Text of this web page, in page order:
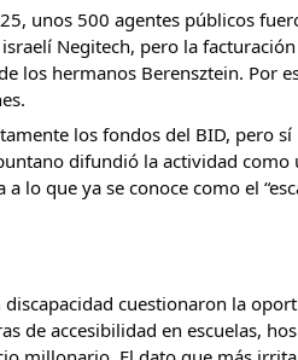
unos 500 agentes públicos
Negitech, pero la
los hermanos Berensztein. Por
los fondos del BID, pero
difundió la actividad
lo que ya se conoce como el
cuestionaron la
de accesibilidad en escuelas,